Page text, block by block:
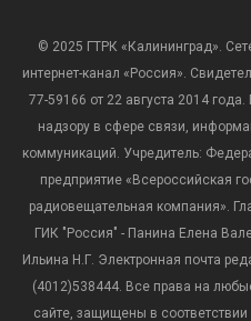
© 2025 ГТРК «Калининград».
интернет-канал «Россия».
77-59166 от 22 августа 2014
надзору в сфере связи,
коммуникаций. Учредитель:
предприятие «Всероссийская
радиовещательная компания».
ГИК "Россия" - Панина Елена
Ильина Н.Г. Электронная почта
(4012)538444. Все права на
сайте, защищены в